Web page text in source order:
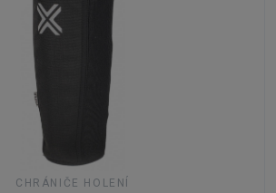
CHRÁNIČE HOLENÍ